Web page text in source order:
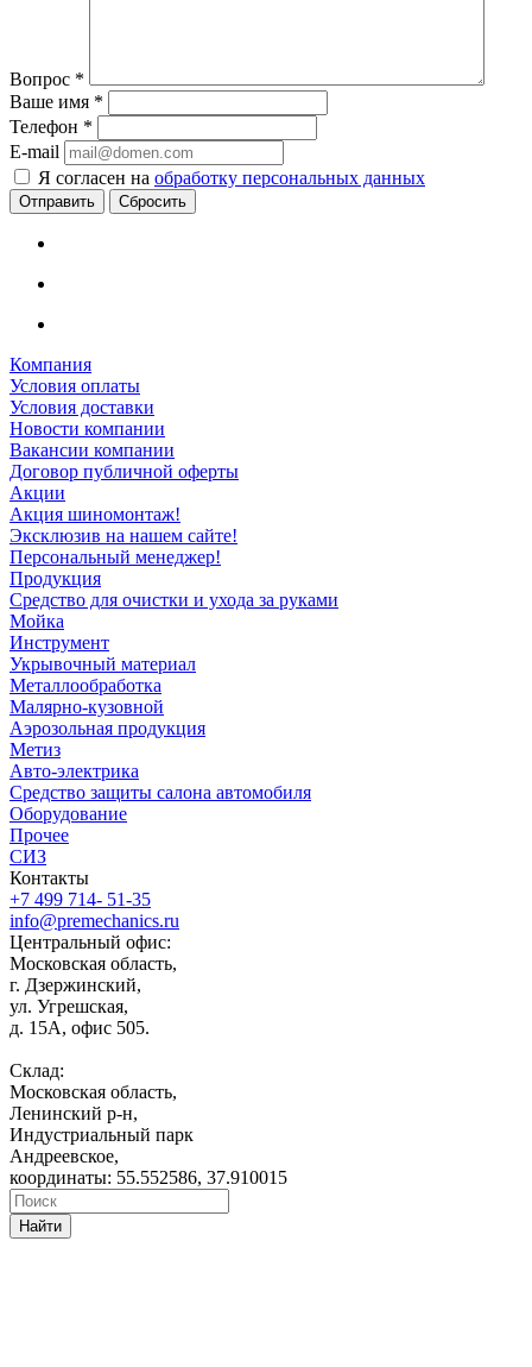
Вопрос *
Ваше имя *
Телефон *
E-mail
Я согласен на обработку персональных данных
Сбросить
Компания
Условия оплаты
Условия доставки
Новости компании
Вакансии компании
Договор публичной оферты
Акции
Акция шиномонтаж!
Эксклюзив на нашем сайте!
Персональный менеджер!
Продукция
Средство для очистки и ухода за руками
Мойка
Инструмент
Укрывочный материал
Металлообработка
Малярно-кузовной
Аэрозольная продукция
Метиз
Авто-электрика
Средство защиты салона автомобиля
Оборудование
Прочее
СИЗ
Контакты
+7 499 714- 51-35
info@premechanics.ru
Центральный офис:
Московская область,
г. Дзержинский,
ул. Угрешская,
д. 15А, офис 505.
Склад:
Московская область,
Ленинский р-н,
Индустриальный парк
Андреевское,
координаты: 55.552586, 37.910015
Найти